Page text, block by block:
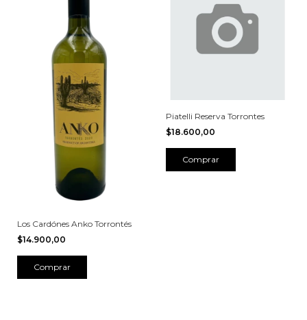
Los Cardónes Anko Torrontés
$14.900,00
Piatelli Reserva Torrontes
$18.600,00